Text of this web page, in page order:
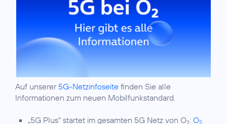
Auf unserer 5G-Netzinfoseite finden Sie alle
Informationen zum neuen Mobilfunkstandard.
„5G Plus“ startet im gesamten 5G Netz von O2: O2